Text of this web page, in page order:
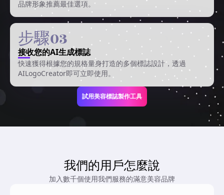
品牌形象推薦最佳選項。
步驟03
接收您的AI生成標誌
快速獲得根據您的規格量身打造的多個標誌設計，透過
AILogoCreator即可立即使用。
試用美容標誌製作工具
我們的用戶怎麼說
加入數千個使用我們服務的滿意美容品牌